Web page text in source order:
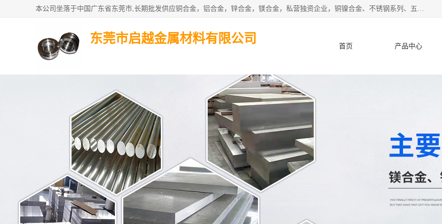
本公司坐落于中国广东省东莞市,长期批发供应铜合金，铝合金，锌合金，镁合金，私营独资企业，铜镍合金、不锈钢系列、五金冲压材料、进口金属材料、钨钢、高速钢、白钢刀、铝系列材料、铝镁合金、锰钢片等，启越是一家经国家相关部门批准注册的企业。公司以雄厚的实力、合理的厂家、优良的服务与多家企业建立了长期的合作关系。欢迎前来参观、考察、洽谈业务。 金属材料...,欢迎惠顾！
东莞市启越金属材料有限公司
首页 产品中心